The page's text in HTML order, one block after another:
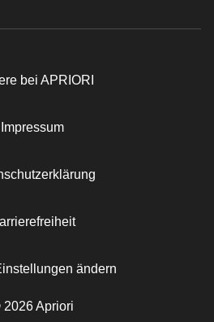
Apriori
bei APRIORI
Impressum
ändern